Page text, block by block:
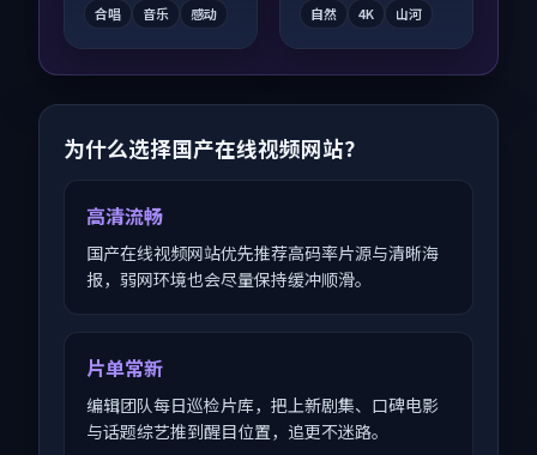
合唱 音乐 感动 自然 4K 山河
为什么选择国产在线视频网站？
高清流畅
国产在线视频网站优先推荐高码率片源与清晰海
报，弱网环境也会尽量保持缓冲顺滑。
片单常新
编辑团队每日巡检片库，把上新剧集、口碑电影
与话题综艺推到醒目位置，追更不迷路。